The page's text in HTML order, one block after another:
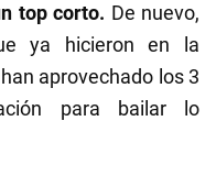
top corto. De nuevo,
ya hicieron en la
han aprovechado los 3
para bailar lo